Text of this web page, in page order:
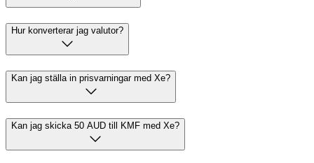
Hur konverterar jag valutor?
Kan jag ställa in prisvarningar med Xe?
Kan jag skicka 50 AUD till KMF med Xe?